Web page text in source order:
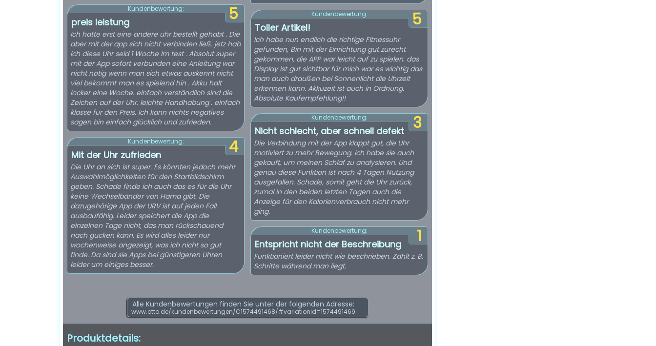
5
Kundenbewertung:
preis leistung
Ich hatte erst eine andere uhr bestellt gehabt . Die
aber mit der app sich nicht verbinden ließ. jetz hab
ich diese Uhr seid 1 Woche Im test . Absolut super
mit der App sofort verbunden eine Anleitung war
nicht nötig wenn man sich etwas auskennt nicht
viel bekommt man es spielend hin . Akku halt
locker eine Woche. einfach verständlich sind die
Zeichen auf der Uhr. leichte Handhabung . einfach
klasse für den Preis. Ich kann nichts negatives
sagen bin einfach glücklich und zufrieden.
4
Kundenbewertung:
Mit der Uhr zufrieden
Die Uhr an sich ist super. Es könnten jedoch mehr
Auswahlmöglichkeiten für den Startbildschirm
geben. Schade finde ich auch das es für die Uhr
keine Wechselbänder von Hama gibt. Die
dazugehörige App der URV ist auf jeden Fall
ausbaufähig. Leider speichert die App die
einzelnen Tage nicht, das man rückschauend
nach gucken kann. Es wird alles leider nur
wochenweise angezeigt, was ich nicht so gut
finde. Da sind sie Apps bei günstigeren Uhren
leider um einiges besser.
5
Kundenbewertung:
Toller Artikel!
Ich habe nun endlich die richtige Fitnessuhr
gefunden, Bin mit der Einrichtung gut zurecht
gekommen, die APP war leicht auf zu spielen. das
Display ist gut sichtbar für mich war es wichtig das
man auch draußen bei Sonnenlicht die Uhrzeit
erkennen kann. Akkuzeit ist auch in Ordnung.
Absolute Kaufempfehlung!!
3
Kundenbewertung:
Nicht schlecht, aber schnell defekt
Die Verbindung mit der App klappt gut, die Uhr
motiviert zu mehr Bewegung. Ich habe sie auch
gekauft, um meinen Schlaf zu analysieren. Und
genau diese Funktion ist nach 4 Tagen Nutzung
ausgefallen. Schade, somit geht die Uhr zurück,
zumal in den beiden letzten Tagen auch die
Anzeige für den Kalorienverbrauch nicht mehr
ging.
1
Kundenbewertung:
Entspricht nicht der Beschreibung
Funktioniert leider nicht wie beschrieben. Zählt z. B.
Schritte während man liegt.
Alle Kundenbewertungen finden Sie unter der folgenden Adresse:
www.otto.de/kundenbewertungen/C1574491468/#variationId=1574491469
Produktdetails: